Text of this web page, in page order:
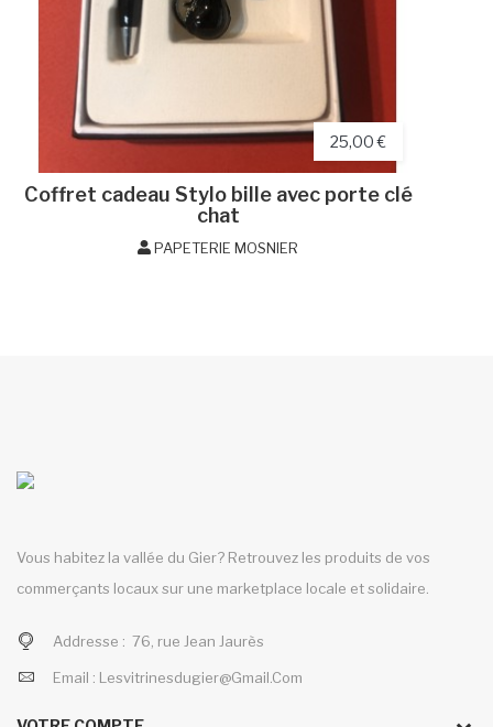
25,00 €
Coffret cadeau Stylo bille avec porte clé
chat
PAPETERIE MOSNIER
Vous habitez la vallée du Gier? Retrouvez les produits de vos
commerçants locaux sur une marketplace locale et solidaire.
Addresse : 76, rue Jean Jaurès
Email : Lesvitrinesdugier@gmail.com